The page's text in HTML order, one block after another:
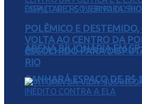
ARENA BILIONÁRIA EM
GANHARÁ ESPAÇO DE R$
POLÊMICO E
VOLTA AO CENTRO DA
ESCOLHIDO PARA
RIO